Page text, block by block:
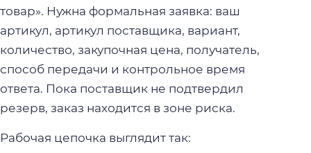
товар». Нужна формальная заявка: ваш
артикул, артикул поставщика, вариант,
количество, закупочная цена, получатель,
способ передачи и контрольное время
ответа. Пока поставщик не подтвердил
резерв, заказ находится в зоне риска.
Рабочая цепочка выглядит так: